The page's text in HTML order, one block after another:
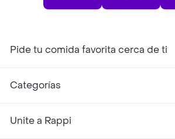
Pide tu comida favorita cerca de ti
Categorías
Unite a Rappi